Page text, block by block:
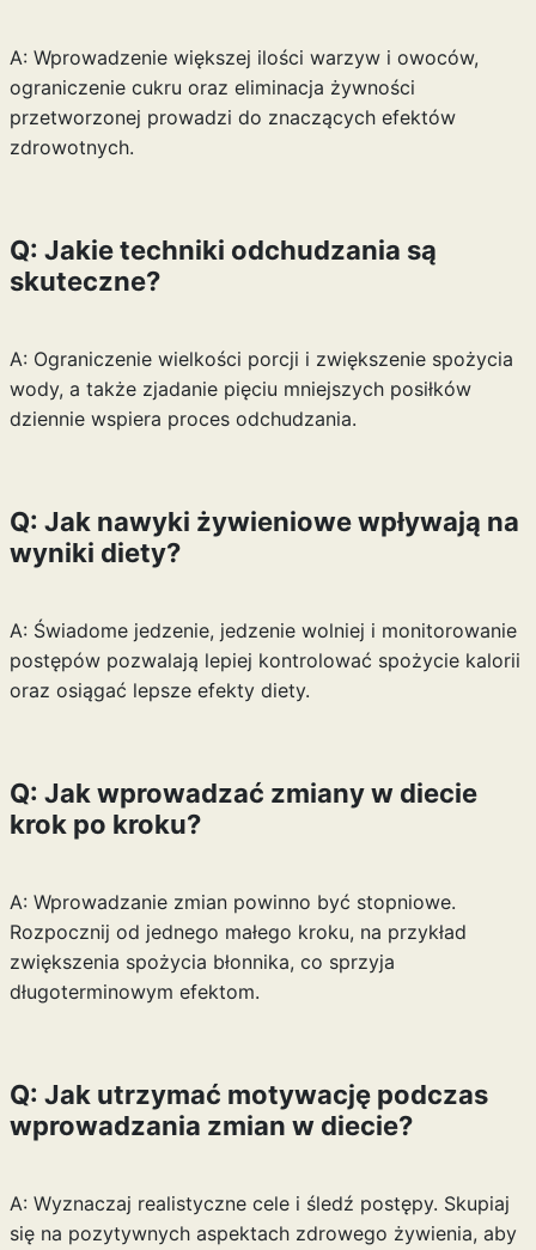
A: Wprowadzenie większej ilości warzyw i owoców,
ograniczenie cukru oraz eliminacja żywności
przetworzonej prowadzi do znaczących efektów
zdrowotnych.
Q: Jakie techniki odchudzania są
skuteczne?
A: Ograniczenie wielkości porcji i zwiększenie spożycia
wody, a także zjadanie pięciu mniejszych posiłków
dziennie wspiera proces odchudzania.
Q: Jak nawyki żywieniowe wpływają na
wyniki diety?
A: Świadome jedzenie, jedzenie wolniej i monitorowanie
postępów pozwalają lepiej kontrolować spożycie kalorii
oraz osiągać lepsze efekty diety.
Q: Jak wprowadzać zmiany w diecie
krok po kroku?
A: Wprowadzanie zmian powinno być stopniowe.
Rozpocznij od jednego małego kroku, na przykład
zwiększenia spożycia błonnika, co sprzyja
długoterminowym efektom.
Q: Jak utrzymać motywację podczas
wprowadzania zmian w diecie?
A: Wyznaczaj realistyczne cele i śledź postępy. Skupiaj
się na pozytywnych aspektach zdrowego żywienia, aby